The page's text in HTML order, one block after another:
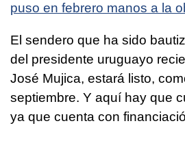
puso en febrero manos a la
El sendero que ha sido
del presidente uruguayo
José Mujica, estará listo,
septiembre. Y aquí hay que
ya que cuenta con